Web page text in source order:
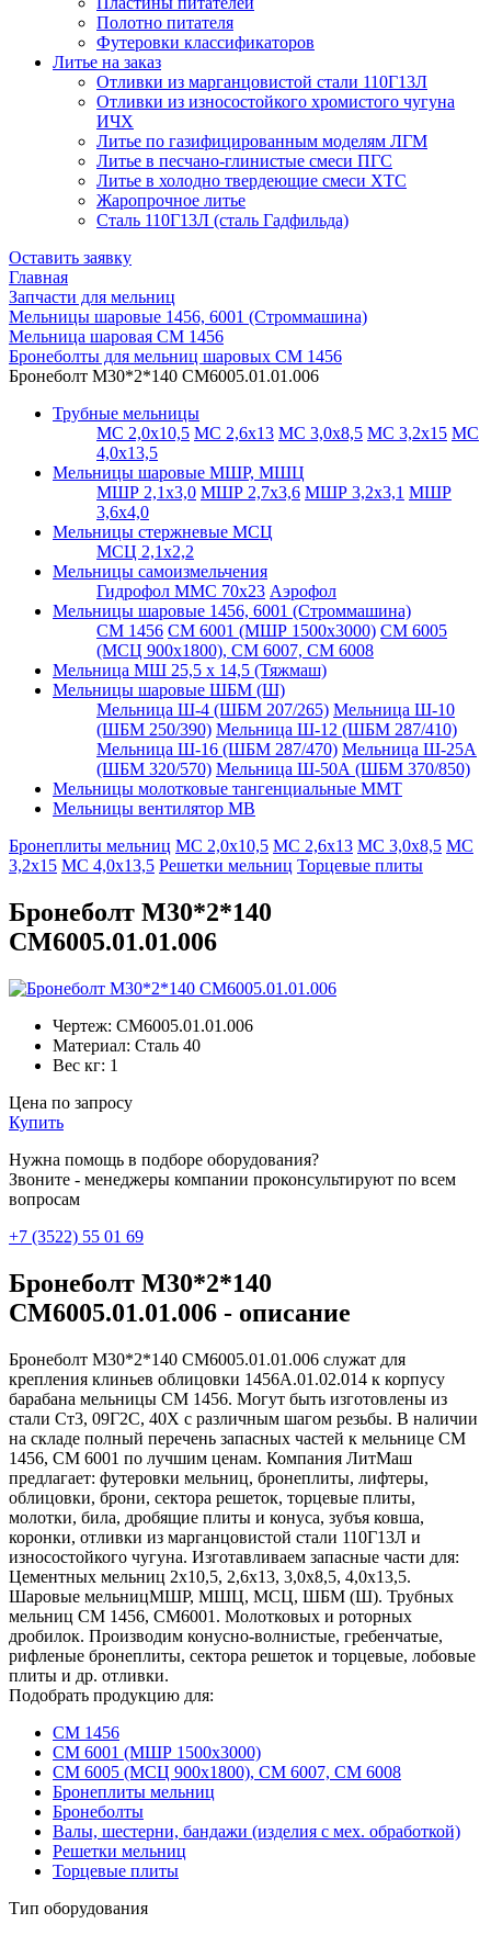
Полотно питателя
Футеровки классификаторов
Литье на заказ
Отливки из марганцовистой стали 110Г13Л
Отливки из износостойкого хромистого чугуна
ИЧХ
Литье по газифицированным моделям ЛГМ
Литье в песчано-глинистые смеси ПГС
Литье в холодно твердеющие смеси ХТС
Жаропрочное литье
Сталь 110Г13Л (сталь Гадфильда)
Оставить заявку
Главная
Запчасти для мельниц
Мельницы шаровые 1456, 6001 (Строммашина)
Мельница шаровая СМ 1456
Бронеболты для мельниц шаровых СМ 1456
Бронеболт М30*2*140 СМ6005.01.01.006
Трубные мельницы
МС 2,0х10,5 МС 2,6х13 МС 3,0х8,5 МС 3,2х15 МС
4,0х13,5
Мельницы шаровые МШР, МШЦ
МШР 2,1х3,0 МШР 2,7х3,6 МШР 3,2х3,1 МШР
3,6х4,0
Мельницы стержневые МСЦ
МСЦ 2,1х2,2
Мельницы самоизмельчения
Гидрофол ММС 70х23 Аэрофол
Мельницы шаровые 1456, 6001 (Строммашина)
СМ 1456 СМ 6001 (МШР 1500х3000) СМ 6005
(МСЦ 900х1800), СМ 6007, СМ 6008
Мельница МШ 25,5 х 14,5 (Тяжмаш)
Мельницы шаровые ШБМ (Ш)
Мельница Ш-4 (ШБМ 207/265) Мельница Ш-10
(ШБМ 250/390) Мельница Ш-12 (ШБМ 287/410)
Мельница Ш-16 (ШБМ 287/470) Мельница Ш-25А
(ШБМ 320/570) Мельница Ш-50А (ШБМ 370/850)
Мельницы молотковые тангенциальные ММТ
Мельницы вентилятор МВ
Бронеплиты мельниц МС 2,0х10,5 МС 2,6х13 МС 3,0х8,5 МС
3,2х15 МС 4,0х13,5 Решетки мельниц Торцевые плиты
Бронеболт М30*2*140
СМ6005.01.01.006
Чертеж: СМ6005.01.01.006
Материал: Сталь 40
Вес кг: 1
Цена по запросу
Купить
Нужна помощь в подборе оборудования?
Звоните - менеджеры компании проконсультируют по всем
вопросам
+7 (3522) 55 01 69
Бронеболт М30*2*140
СМ6005.01.01.006 - описание
Бронеболт М30*2*140 СМ6005.01.01.006 служат для
крепления клиньев облицовки 1456А.01.02.014 к корпусу
барабана мельницы СМ 1456. Могут быть изготовлены из
стали Ст3, 09Г2С, 40Х с различным шагом резьбы. В наличии
на складе полный перечень запасных частей к мельнице СМ
1456, СМ 6001 по лучшим ценам. Компания ЛитМаш
предлагает: футеровки мельниц, бронеплиты, лифтеры,
облицовки, брони, сектора решеток, торцевые плиты,
молотки, била, дробящие плиты и конуса, зубъя ковша,
коронки, отливки из марганцовистой стали 110Г13Л и
износостойкого чугуна. Изготавливаем запасные части для:
Цементных мельниц 2х10,5, 2,6х13, 3,0х8,5, 4,0х13,5.
Шаровые мельницМШР, МШЦ, МСЦ, ШБМ (Ш). Трубных
мельниц СМ 1456, СМ6001. Молотковых и роторных
дробилок. Производим конусно-волнистые, гребенчатые,
рифленые бронеплиты, сектора решеток и торцевые, лобовые
плиты и др. отливки.
Подобрать продукцию для:
СМ 1456
СМ 6001 (МШР 1500х3000)
СМ 6005 (МСЦ 900х1800), СМ 6007, СМ 6008
Бронеплиты мельниц
Бронеболты
Валы, шестерни, бандажи (изделия с мех. обработкой)
Решетки мельниц
Торцевые плиты
Тип оборудования